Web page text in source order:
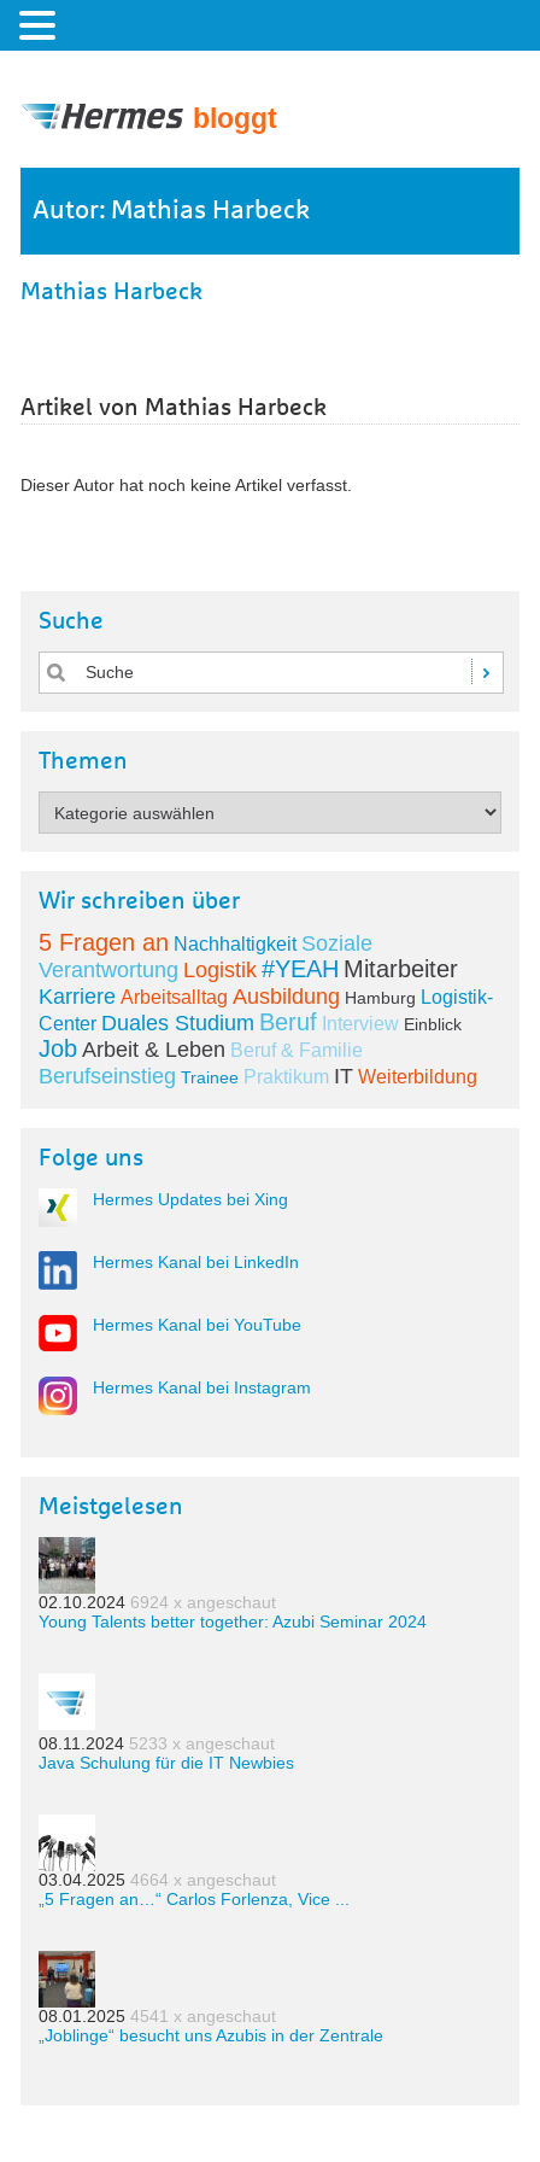
bloggt
Autor: Mathias Harbeck
Mathias Harbeck
Artikel von Mathias Harbeck
Dieser Autor hat noch keine Artikel verfasst.
Suche
Themen
Wir schreiben über
5 Fragen an Nachhaltigkeit Soziale
Verantwortung Logistik #YEAH Mitarbeiter
Karriere Arbeitsalltag Ausbildung Hamburg Logistik-
Center Duales Studium Beruf Interview Einblick
Job Arbeit & Leben Beruf & Familie
Berufseinstieg Trainee Praktikum IT Weiterbildung
Folge uns
Hermes Updates bei Xing
Hermes Kanal bei LinkedIn
Hermes Kanal bei YouTube
Hermes Kanal bei Instagram
Meistgelesen
02.10.2024 6924 x angeschaut
Young Talents better together: Azubi Seminar 2024
08.11.2024 5233 x angeschaut
Java Schulung für die IT Newbies
03.04.2025 4664 x angeschaut
„5 Fragen an…“ Carlos Forlenza, Vice ...
08.01.2025 4541 x angeschaut
„Joblinge“ besucht uns Azubis in der Zentrale